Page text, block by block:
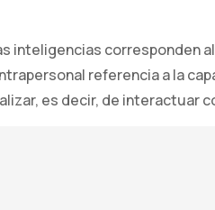
inteligencias corresponden
referencia a la
es decir, de interactuar